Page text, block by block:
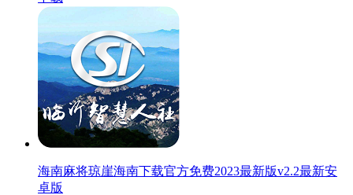
海南麻将琼崖海南下载官方免费2023最新版v2.2最新安
卓版